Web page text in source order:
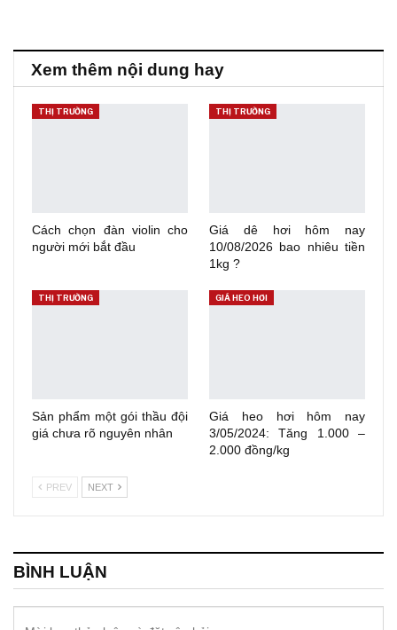
Xem thêm nội dung hay
THỊ TRƯỜNG
Cách chọn đàn violin cho
người mới bắt đầu
THỊ TRƯỜNG
Giá dê hơi hôm nay
10/08/2026 bao nhiêu tiền
1kg ?
THỊ TRƯỜNG
Sản phẩm một gói thầu đội
giá chưa rõ nguyên nhân
GIÁ HEO HƠI
Giá heo hơi hôm nay
3/05/2024: Tăng 1.000 –
2.000 đồng/kg
PREV NEXT
BÌNH LUẬN